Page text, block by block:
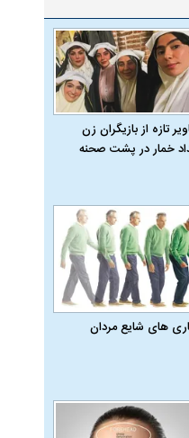
تازه از بازیگران زن
خمار در پشت صحنه
های شایع مردان